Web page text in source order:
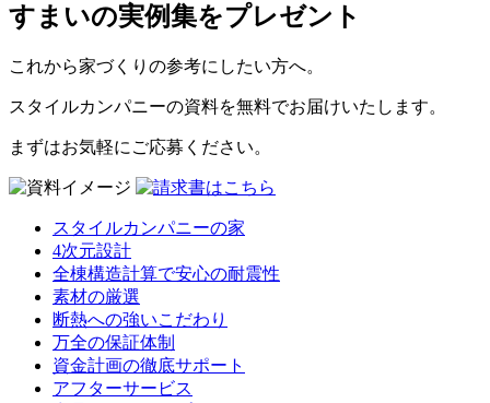
すまいの実例集をプレゼント
これから家づくりの参考にしたい方へ。
スタイルカンパニーの資料を無料でお届けいたします。
まずはお気軽にご応募ください。
スタイルカンパニーの家
4次元設計
全棟構造計算で安心の耐震性
素材の厳選
断熱への強いこだわり
万全の保証体制
資金計画の徹底サポート
アフターサービス